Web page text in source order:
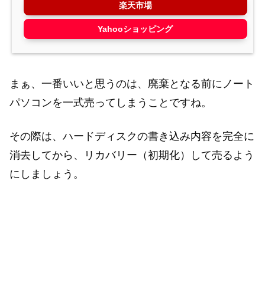
楽天市場
Yahooショッピング
まぁ、一番いいと思うのは、廃棄となる前にノート
パソコンを一式売ってしまうことですね。
その際は、ハードディスクの書き込み内容を完全に
消去してから、リカバリー（初期化）して売るよう
にしましょう。